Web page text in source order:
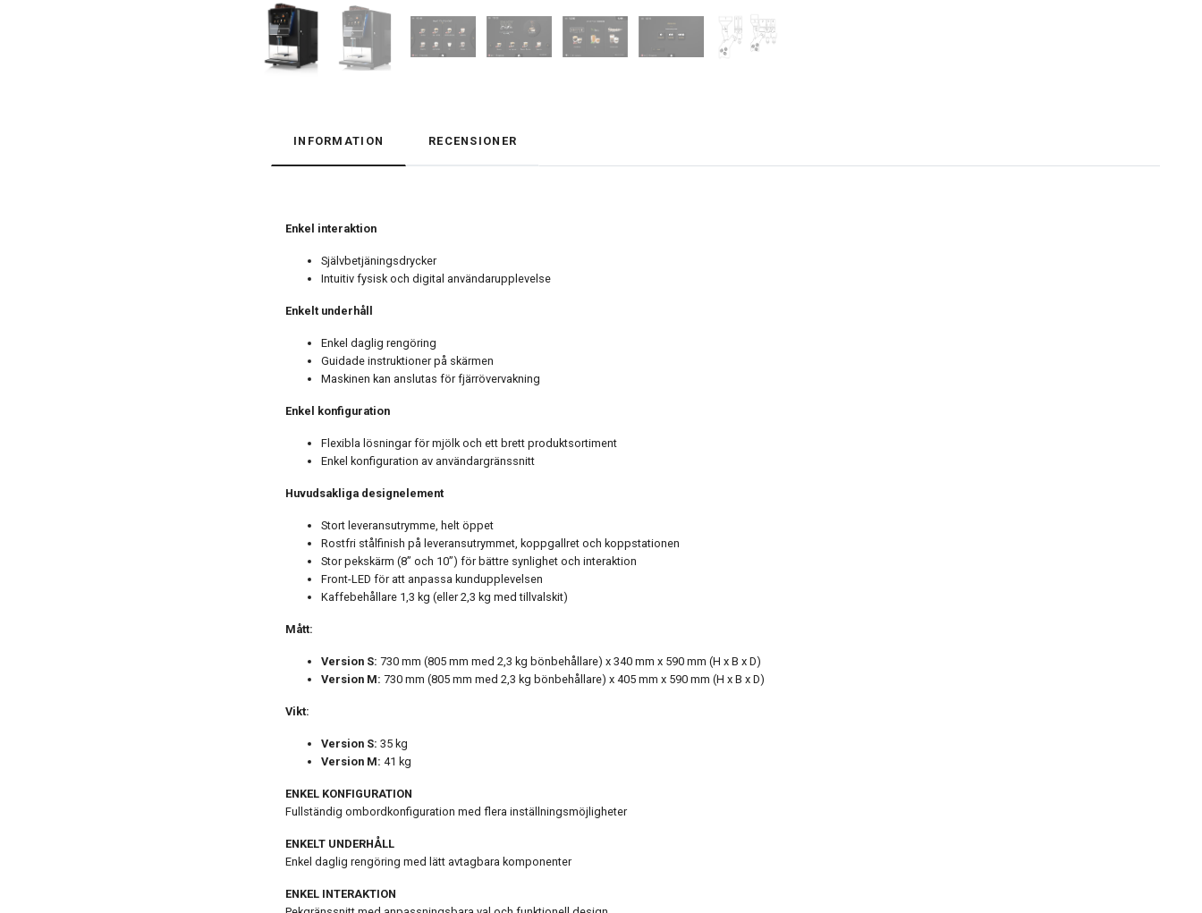
INFORMATION RECENSIONER
Enkel interaktion
Självbetjäningsdrycker
Intuitiv fysisk och digital användarupplevelse
Enkelt underhåll
Enkel daglig rengöring
Guidade instruktioner på skärmen
Maskinen kan anslutas för fjärrövervakning
Enkel konfiguration
Flexibla lösningar för mjölk och ett brett produktsortiment
Enkel konfiguration av användargränssnitt
Huvudsakliga designelement
Stort leveransutrymme, helt öppet
Rostfri stålfinish på leveransutrymmet, koppgallret och koppstationen
Stor pekskärm (8” och 10”) för bättre synlighet och interaktion
Front-LED för att anpassa kundupplevelsen
Kaffebehållare 1,3 kg (eller 2,3 kg med tillvalskit)
Mått:
Version S: 730 mm (805 mm med 2,3 kg bönbehållare) x 340 mm x 590 mm (H x B x D)
Version M: 730 mm (805 mm med 2,3 kg bönbehållare) x 405 mm x 590 mm (H x B x D)
Vikt:
Version S: 35 kg
Version M: 41 kg
ENKEL KONFIGURATION
Fullständig ombordkonfiguration med flera inställningsmöjligheter
ENKELT UNDERHÅLL
Enkel daglig rengöring med lätt avtagbara komponenter
ENKEL INTERAKTION